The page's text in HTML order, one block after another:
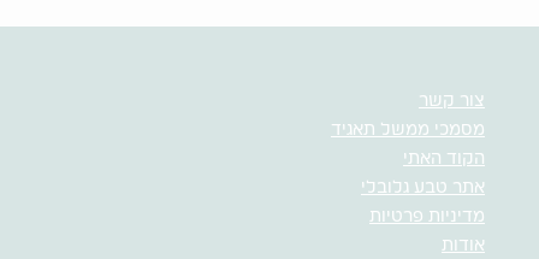
צור קשר
מסמכי ממשל תאגיד
הקוד האתי
אתר טבע גלובלי
מדיניות פרטיות
אודות